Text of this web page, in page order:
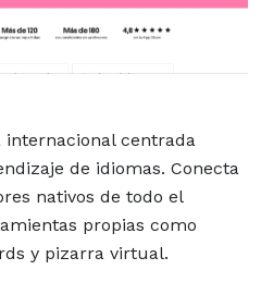
centrada
de idiomas. Conecta
nativos de todo el
propias como
y pizarra virtual.